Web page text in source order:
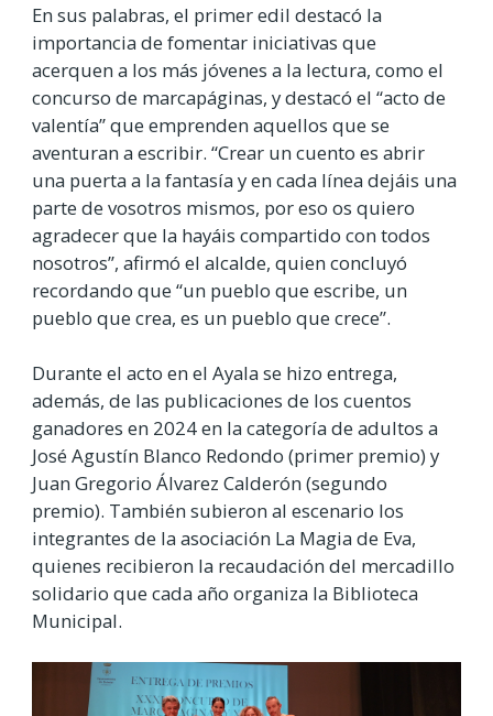
En sus palabras, el primer edil destacó la
importancia de fomentar iniciativas que
acerquen a los más jóvenes a la lectura, como el
concurso de marcapáginas, y destacó el “acto de
valentía” que emprenden aquellos que se
aventuran a escribir. “Crear un cuento es abrir
una puerta a la fantasía y en cada línea dejáis una
parte de vosotros mismos, por eso os quiero
agradecer que la hayáis compartido con todos
nosotros”, afirmó el alcalde, quien concluyó
recordando que “un pueblo que escribe, un
pueblo que crea, es un pueblo que crece”.
Durante el acto en el Ayala se hizo entrega,
además, de las publicaciones de los cuentos
ganadores en 2024 en la categoría de adultos a
José Agustín Blanco Redondo (primer premio) y
Juan Gregorio Álvarez Calderón (segundo
premio). También subieron al escenario los
integrantes de la asociación La Magia de Eva,
quienes recibieron la recaudación del mercadillo
solidario que cada año organiza la Biblioteca
Municipal.